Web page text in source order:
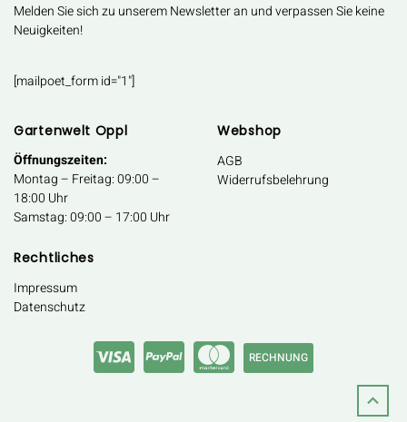
Melden Sie sich zu unserem Newsletter an und verpassen Sie keine
Neuigkeiten!
[mailpoet_form id="1"]
Gartenwelt Oppl
Öffnungszeiten:
Montag – Freitag: 09:00 –
18:00 Uhr
Samstag: 09:00 – 17:00 Uhr
Webshop
AGB
Widerrufsbelehrung
Rechtliches
Impressum
Datenschutz
RECHNUNG